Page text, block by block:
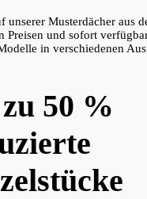
unserer Musterdächer aus
Preisen und sofort
in verschiedenen
50 %